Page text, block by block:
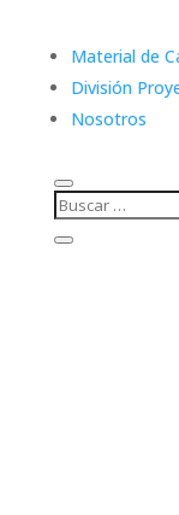
Material de
División
Nosotros